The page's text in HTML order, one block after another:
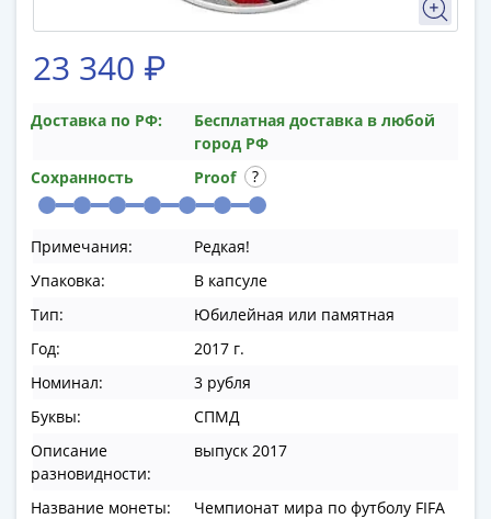
Победы
ВОВ
Победы
ВОВ
23 340 ₽
Доставка по РФ:
Бесплатная доставка в любой
город РФ
Сохранность
Proof
Примечания:
Редкая!
Упаковка:
В капсуле
Тип:
Юбилейная или памятная
Год:
2017 г.
Номинал:
3 рубля
Буквы:
СПМД
Описание
разновидности:
выпуск 2017
Название монеты:
Чемпионат мира по футболу FIFA